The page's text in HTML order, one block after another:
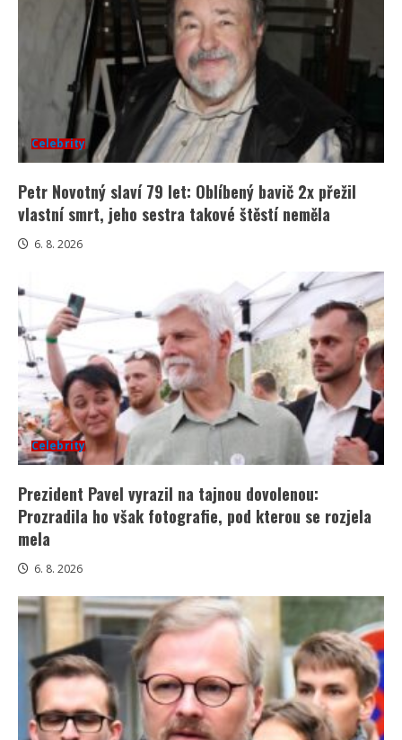
Celebrity
Petr Novotný slaví 79 let: Oblíbený bavič 2x přežil
vlastní smrt, jeho sestra takové štěstí neměla
6. 8. 2026
Celebrity
Prezident Pavel vyrazil na tajnou dovolenou:
Prozradila ho však fotografie, pod kterou se rozjela
mela
6. 8. 2026